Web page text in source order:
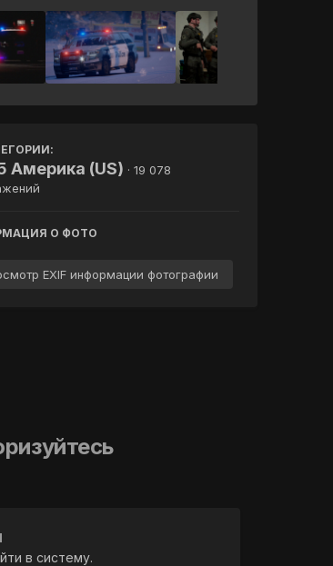
Америка (US) · 19 078
О ФОТО
EXIF информации фотографии
в систему.